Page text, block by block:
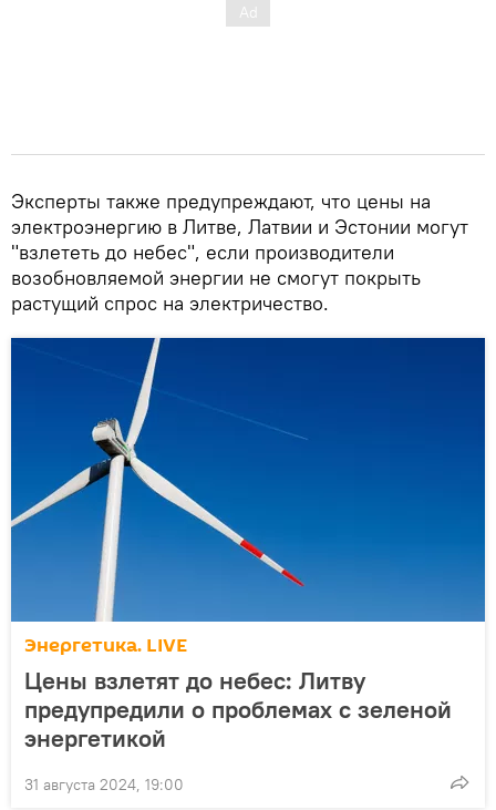
Эксперты также предупреждают, что цены на
электроэнергию в Литве, Латвии и Эстонии могут
"взлететь до небес", если производители
возобновляемой энергии не смогут покрыть
растущий спрос на электричество.
Энергетика. LIVE
Цены взлетят до небес: Литву
предупредили о проблемах с зеленой
энергетикой
31 августа 2024, 19:00